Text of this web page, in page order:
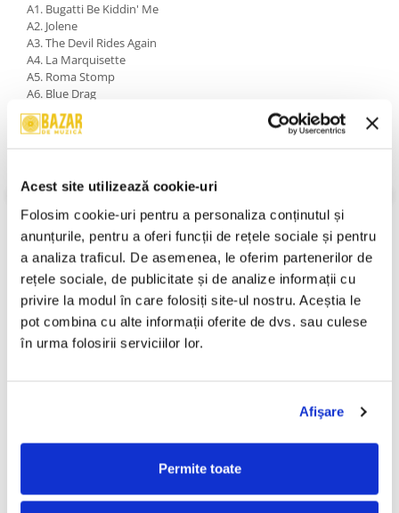
Acest site utilizează cookie-uri
Folosim cookie-uri pentru a personaliza conținutul și
anunțurile, pentru a oferi funcții de rețele sociale și pentru
a analiza traficul. De asemenea, le oferim partenerilor de
rețele sociale, de publicitate și de analize informații cu
privire la modul în care folosiți site-ul nostru. Aceștia le
pot combina cu alte informații oferite de dvs. sau culese
în urma folosirii serviciilor lor.
Afişare
Permite toate
A1. Bugatti Be Kiddin' Me
A2. Jolene
A3. The Devil Rides Again
A4. La Marquisette
A5. Roma Stomp
A6. Blue Drag
B1. Blagona Blue
B2. I'm A Man
B5. Transylvania Twist
Stare Coperta:Mint (M)
Stare Disc:Mint (M)
Gen:
Folk, World, & Country
Stil:Romani, Gypsy Jazz
An Lansare:2025
Informatii conformitate produs
Review-uri(0)
PRODUSE ALTERNATIVE
Irina Rimes – Despre El ,
(Disc Vinil)
Taraful de la Vărbilău –
Povestea de la Vărbilău – -